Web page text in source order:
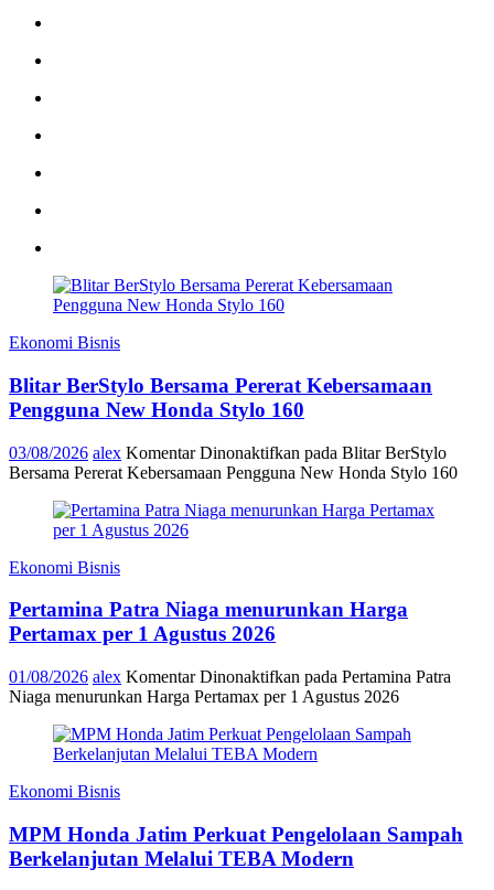
Ekonomi Bisnis
Blitar BerStylo Bersama Pererat Kebersamaan
Pengguna New Honda Stylo 160
03/08/2026 alex Komentar Dinonaktifkan pada Blitar BerStylo
Bersama Pererat Kebersamaan Pengguna New Honda Stylo 160
Ekonomi Bisnis
Pertamina Patra Niaga menurunkan Harga
Pertamax per 1 Agustus 2026
01/08/2026 alex Komentar Dinonaktifkan pada Pertamina Patra
Niaga menurunkan Harga Pertamax per 1 Agustus 2026
Ekonomi Bisnis
MPM Honda Jatim Perkuat Pengelolaan Sampah
Berkelanjutan Melalui TEBA Modern